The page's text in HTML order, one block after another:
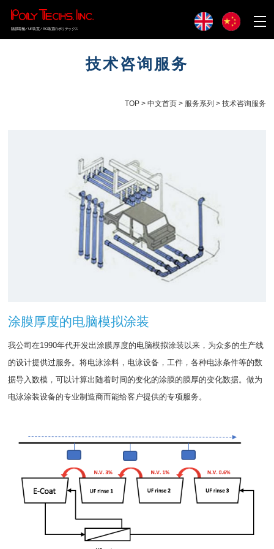
隔膜電極／UF装置／RO装置のポリテックス
技术咨询服务
TOP> 中文首页> 服务系列 > 技术咨询服务
涂膜厚度的电脑模拟涂装
我公司在1990年代开发出涂膜厚度的电脑模拟涂装以来，为众多的生产线
的设计提供过服务。将电泳涂料，电泳设备，工件，各种电泳条件等的数
据导入数模，可以计算出随着时间的变化的涂膜的膜厚的变化数据。做为
电泳涂装设备的专业制造商而能给客户提供的专项服务。